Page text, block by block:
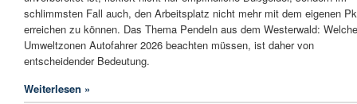
schlimmsten Fall auch, den Arbeitsplatz nicht mehr mit dem eigenen
erreichen zu können. Das Thema Pendeln aus dem Westerwald: Welche
Umweltzonen Autofahrer 2026 beachten müssen, ist daher von
entscheidender Bedeutung.
Weiterlesen »